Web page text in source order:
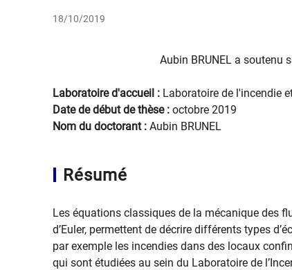
18/10/2019
​Aubin BRUNEL a soutenu
Laboratoire d'accueil : Laboratoire de l'incendie
Date de début de thèse : octobre 2019
Nom du doctorant : Aubin BRUNEL
Résumé
Les équations classiques de la mécanique des
d’Euler, permettent de décrire différents types
par exemple les incendies dans des locaux
qui sont étudiées au sein du Laboratoire de